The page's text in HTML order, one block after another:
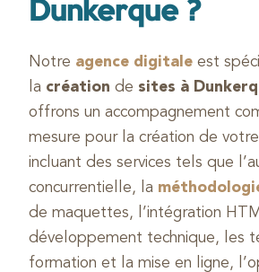
Dunkerque ?
Notre agence digitale est
la création de sites à
offrons un accompagnement
mesure pour la création de
incluant des services tels que
concurrentielle, la
de maquettes, l’intégration
développement technique, les
formation et la mise en ligne,